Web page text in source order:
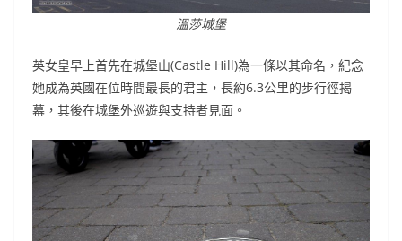
溫莎城堡
英女皇早上首先在城堡山(Castle Hill)為一條以其命名，紀念
她成為英國在位時間最長的君主，長約6.3公里的步行徑揭
幕，其後在城堡外巡遊與支持者見面。